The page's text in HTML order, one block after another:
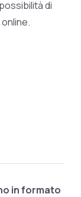
di
in formato